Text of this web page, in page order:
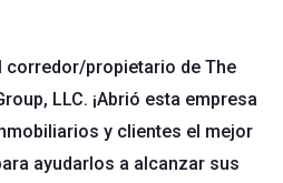
más común en la industria.
ofrecerse en mercados muy
Algunos agentes optan por
por servicios específicos.
corredor/propietario de The
LLC. ¡Abrió esta empresa
y clientes el mejor
ayudarlos a alcanzar sus